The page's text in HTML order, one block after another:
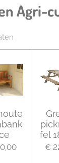
Agri-
fel
€